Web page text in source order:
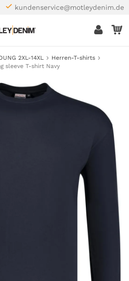
kundenservice@motleydenim.de
2XL-14XL
Herren-T-shirts
sleeve T-shirt Navy